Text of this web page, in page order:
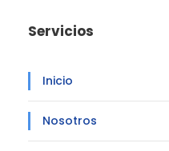
Servicios
Inicio
Nosotros